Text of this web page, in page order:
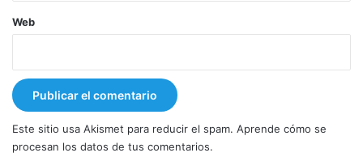
Web
Este sitio usa Akismet para reducir el spam. Aprende cómo se
procesan los datos de tus comentarios.